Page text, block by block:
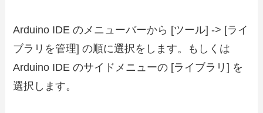
Arduino IDE のメニューバーから [ツール] -> [ライ
ブラリを管理] の順に選択をします。もしくは
Arduino IDE のサイドメニューの [ライブラリ] を
選択します。